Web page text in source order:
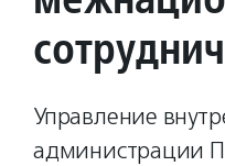
Управление
администрации